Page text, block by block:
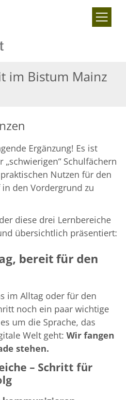
im Bistum Mainz
Ergänzung! Es ist
Schulfächern
Nutzen für den
den Vordergrund zu
diese drei Lernbereiche
übersichtlich präsentiert:
bereit für den
im Alltag oder für den
noch ein paar wichtige
um die Sprache, das
Welt geht: Wir fangen
stehen.
– Schritt für